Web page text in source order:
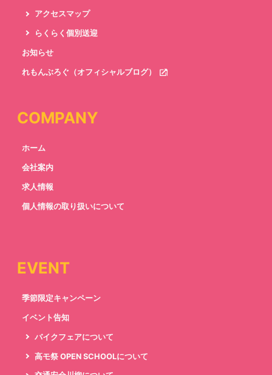
アクセスマップ
らくらく個別送迎
お知らせ
れもんぶろぐ（オフィシャルブログ）
COMPANY
ホーム
会社案内
求人情報
個人情報の取り扱いについて
EVENT
季節限定キャンペーン
イベント告知
バイクフェアについて
高モ祭 OPEN SCHOOLについて